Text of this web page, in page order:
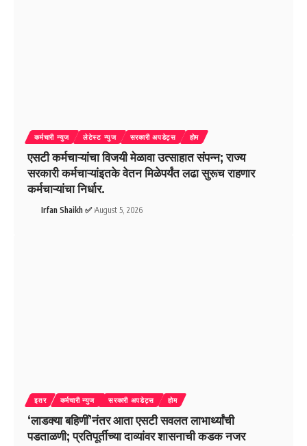
कर्मचारी न्युज लेटेस्ट न्युज सरकारी अपडेट्स होम
एसटी कर्मचाऱ्यांचा विजयी मेळावा उत्साहात संपन्न; राज्य
सरकारी कर्मचाऱ्यांइतके वेतन मिळेपर्यंत लढा सुरूच राहणार
कर्मचाऱ्यांचा निर्धार.
Irfan Shaikh ✅ August 5, 2026
इतर कर्मचारी न्युज सरकारी अपडेट्स होम
‘लाडक्या बहिणीं’नंतर आता एसटी सवलत लाभार्थ्यांची
पडताळणी; प्रतिपूर्तीच्या दाव्यांवर शासनाची कडक नजर